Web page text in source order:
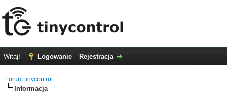
Witaj! Logowanie Rejestracja
Forum tinycontrol
Informacja